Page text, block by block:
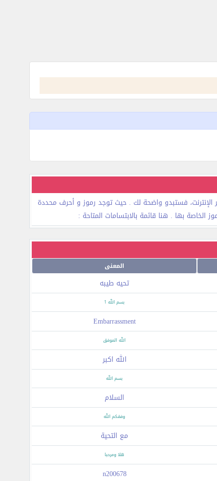
الإنترنت، فستبدو واضحة لك . حيث توجد رموز و أحرف محددة
بها . هنا قائمة بالابتسامات المتاحة :
المعنى
تحيه طيبه
بسم الله 1
Embarrassment
الله الموفق
الله اكبر
بسم الله
السلام
وفقكم الله
مع التحية
هلا ومرحبا
n200678